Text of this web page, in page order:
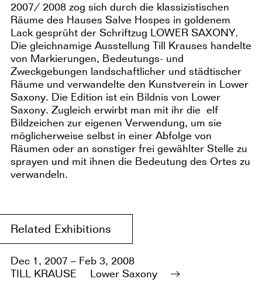
2007/ 2008 zog sich durch die klassizistischen
Räume des Hauses Salve Hospes in goldenem
Lack gesprüht der Schriftzug LOWER SAXONY.
Die gleichnamige Ausstellung Till Krauses handelte
von Markierungen, Bedeutungs- und
Zweckgebungen landschaftlicher und städtischer
Räume und verwandelte den Kunstverein in Lower
Saxony. Die Edition ist ein Bildnis von Lower
Saxony. Zugleich erwirbt man mit ihr die elf
Bildzeichen zur eigenen Verwendung, um sie
möglicherweise selbst in einer Abfolge von
Räumen oder an sonstiger frei gewählter Stelle zu
sprayen und mit ihnen die Bedeutung des Ortes zu
verwandeln.
Related Exhibitions
Dec 1, 2007 – Feb 3, 2008
TILL KRAUSE
Lower Saxony